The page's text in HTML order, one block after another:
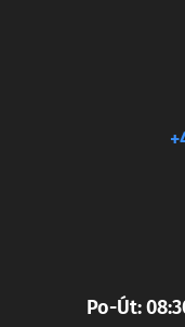
Po-Út: